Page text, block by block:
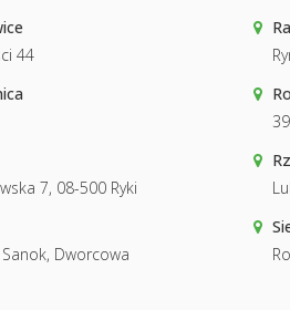
44
7, 08-500 Ryki
Dworcowa